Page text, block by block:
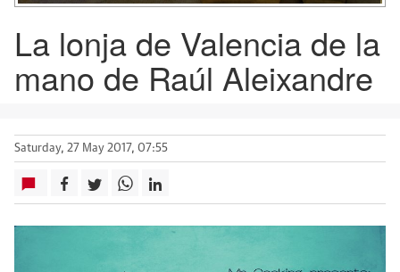
La lonja de Valencia de la
mano de Raúl Aleixandre
Saturday, 27 May 2017, 07:55